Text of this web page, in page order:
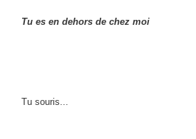
Tu es en dehors de chez moi
Tu souris...